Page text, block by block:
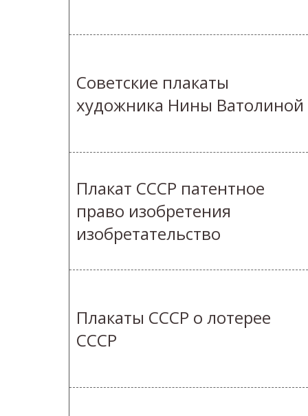
Советские плакаты
художника Нины Ватолиной
Плакат СССР патентное
право изобретения
изобретательство
Плакаты СССР о лотерее
СССР